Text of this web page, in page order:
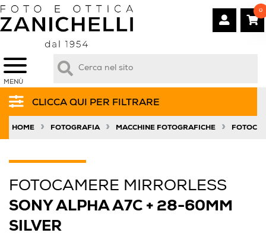
MENÙ
0
CLICCA QUI PER FILTRARE
HOME » FOTOGRAFIA » MACCHINE FOTOGRAFICHE »
FOTOCAMERE MIRRORLESS
SONY ALPHA A7C + 28-60MM
SILVER